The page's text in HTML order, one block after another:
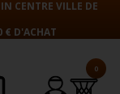
CENTRE VILLE DE
€ D'ACHAT
0